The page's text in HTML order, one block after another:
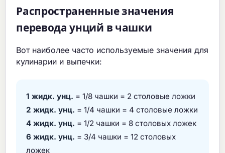
Распространенные значения
перевода унций в чашки
Вот наиболее часто используемые значения для
кулинарии и выпечки:
1 жидк. унц. = 1/8 чашки = 2 столовые ложки
2 жидк. унц. = 1/4 чашки = 4 столовые ложки
4 жидк. унц. = 1/2 чашки = 8 столовых ложек
6 жидк. унц. = 3/4 чашки = 12 столовых
ложек